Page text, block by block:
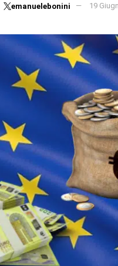
emanuelebonini 19